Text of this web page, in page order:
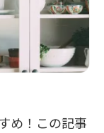
め！この記事